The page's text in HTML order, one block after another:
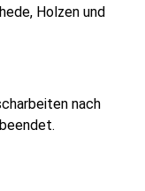
Holzen und
nach